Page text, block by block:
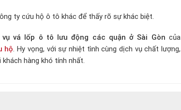
ty cứu hộ ô tô khác để thấy rõ sự khác biệt.
vụ vá lốp ô tô lưu động các quận ở Sài Gòncủa
hộ. Hy vọng, với sự nhiệt tình cùng dịch vụ chất lượng,
hàng khó tính nhất.